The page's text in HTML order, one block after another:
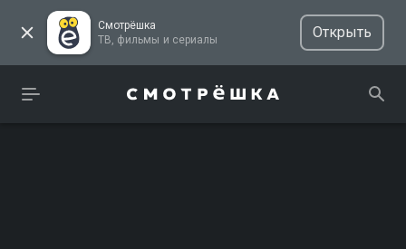
Смотрёшка
ТВ, фильмы и сериалы
Открыть